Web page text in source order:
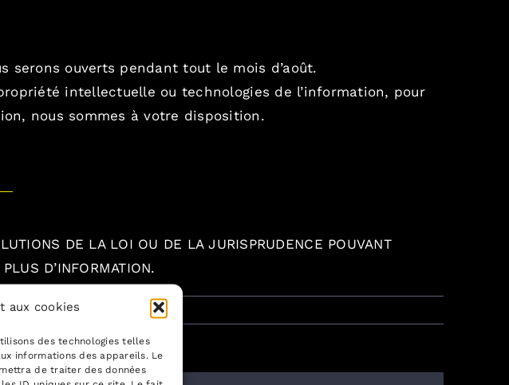
aux cookies
des technologies telles
informations des appareils. Le
de traiter des données
serons ouverts pendant tout le mois d’août.
intellectuelle ou technologies de l’information, pour
nous sommes à votre disposition.
DE LA LOI OU DE LA JURISPRUDENCE POUVANT
D’INFORMATION.
0 Comments
Nouveau
Monde
Avocats reste
ouvert
tout